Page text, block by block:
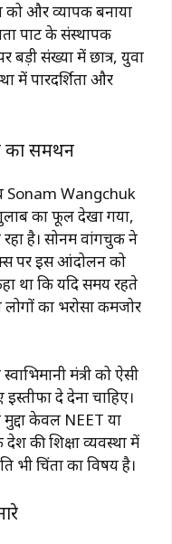
को और व्यापक बनाया
पार्टी के संस्थापक
संख्या में छात्र, युवा
में पारदर्शिता और
समर्थन
Sonam Wangchuk
का फूल देखा गया,
रहा है। सोनम वांगचुक ने
पर इस आंदोलन को
था कि यदि समय रहते
लोगों का भरोसा कमजोर
मंत्री को ऐसी
दे देना चाहिए।
केवल NEET या
की शिक्षा व्यवस्था में
भी चिंता का विषय है।